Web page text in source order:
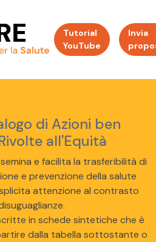
Tutorial
YouTube
Invia
di Azioni ben
all'Equità
e facilita la trasferibilità di
e prevenzione della salute
attenzione al contrasto
in schede sintetiche che è
dalla tabella sottostante o